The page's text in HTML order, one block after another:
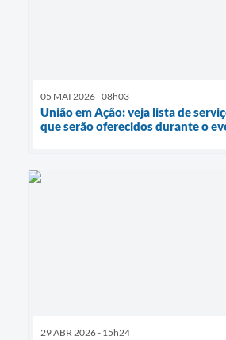
05 MAI 2026 - 08h03
União em Ação: veja lista de
que serão oferecidos durante o
29 ABR 2026 - 15h24